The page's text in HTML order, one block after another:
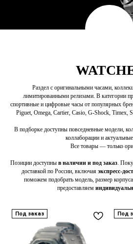
Раздел с оригинальными часами,
лимитированными релизами. В категории
спортивные и цифровые часы от популярных
Piguet, Omega, Cartier, Casio, G-Shock, Timex,
В подборке доступны повседневные модели,
коллаборации и
Все товары — только
Позиции доступны в наличии и под заказ.
доставкой по России, включая экспресс-
поможем подобрать модель, размер
предоставляем
Под заказ Под